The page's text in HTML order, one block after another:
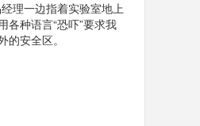
理一边指着实验室地上
各种语言“恐吓”要求我
的安全区。